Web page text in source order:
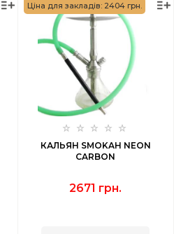
Ціна для закладів: 2404 грн.
КАЛЬЯН SMOKAH NEON
CARBON
2671 грн.